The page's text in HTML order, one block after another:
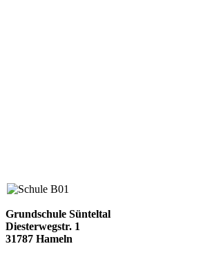
Grundschule Sünteltal
Diesterwegstr. 1
31787 Hameln